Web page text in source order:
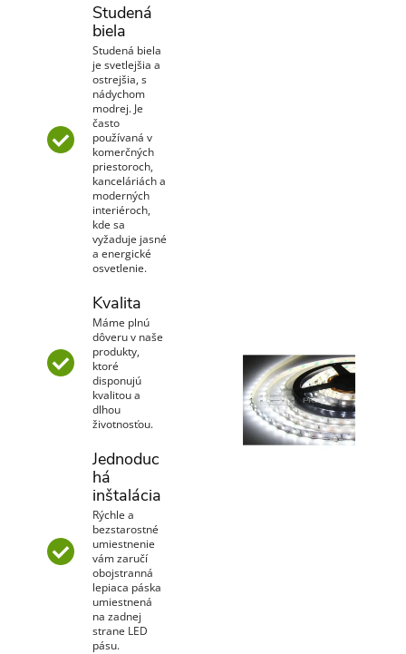
Studená
biela
Studená biela
je svetlejšia a
ostrejšia, s
nádychom
modrej. Je
často
používaná v
komerčných
priestoroch,
kanceláriách a
moderných
interiéroch,
kde sa
vyžaduje jasné
a energické
osvetlenie.
Kvalita
Máme plnú
dôveru v naše
produkty,
ktoré
disponujú
kvalitou a
dlhou
životnosťou.
Jednoduc
há
inštalácia
Rýchle a
bezstarostné
umiestnenie
vám zaručí
obojstranná
lepiaca páska
umiestnená
na zadnej
strane LED
pásu.